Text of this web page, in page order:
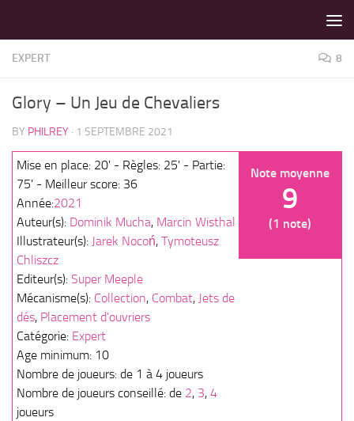
EXPERT 8
Glory – Un Jeu de Chevaliers
BY PHILREY · 1 SEPTEMBRE 2021
Note moyenne
9
(1 note)
Mise en place: 20' - Règles: 25' - Partie:
75' - Meilleur score: 36
Année:2021
Auteur(s): Dominik Mucha, Marcin Wisthal
Illustrateur(s): Jarek Nocoń, Tymoteusz
Chliszcz
Editeur(s): Super Meeple
Mécanisme(s): Collection, Combat, Jets de
dés, Placement d'ouvriers
Catégorie: Expert
Age minimum: 10
Nombre de joueurs: de 1 à 4 joueurs
Nombre de joueurs conseillé: de 2, 3, 4
joueurs